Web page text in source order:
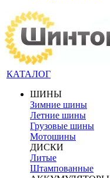
КАТАЛОГ
ШИНЫ
Зимние шины
Летние шины
Грузовые шины
Мотошины
ДИСКИ
Литые
Штампованные